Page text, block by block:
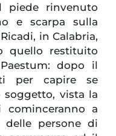
piede rinvenuto
e scarpa sulla
in Calabria,
quello restituito
dopo il
per capire se
soggetto, vista la
cominceranno a
delle persone di